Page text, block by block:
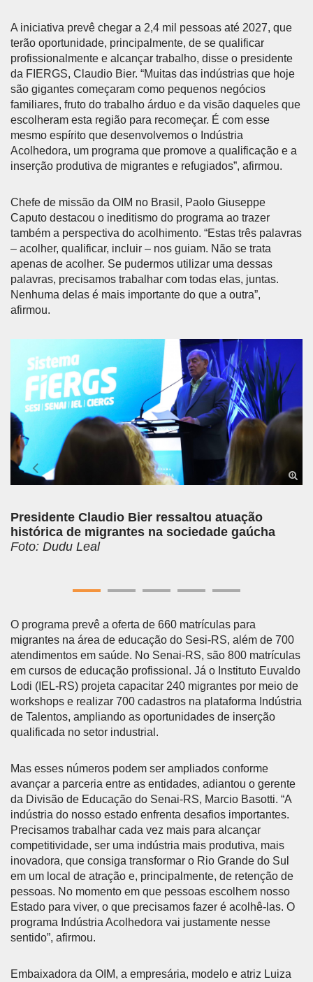
A iniciativa prevê chegar a 2,4 mil pessoas até 2027, que
terão oportunidade, principalmente, de se qualificar
profissionalmente e alcançar trabalho, disse o presidente
da FIERGS, Claudio Bier. “Muitas das indústrias que hoje
são gigantes começaram como pequenos negócios
familiares, fruto do trabalho árduo e da visão daqueles que
escolheram esta região para recomeçar. É com esse
mesmo espírito que desenvolvemos o Indústria
Acolhedora, um programa que promove a qualificação e a
inserção produtiva de migrantes e refugiados”, afirmou.
Chefe de missão da OIM no Brasil, Paolo Giuseppe
Caputo destacou o ineditismo do programa ao trazer
também a perspectiva do acolhimento. “Estas três palavras
– acolher, qualificar, incluir – nos guiam. Não se trata
apenas de acolher. Se pudermos utilizar uma dessas
palavras, precisamos trabalhar com todas elas, juntas.
Nenhuma delas é mais importante do que a outra”,
afirmou.
Presidente Claudio Bier ressaltou atuação
histórica de migrantes na sociedade gaúcha
Foto: Dudu Leal
O programa prevê a oferta de 660 matrículas para
migrantes na área de educação do Sesi-RS, além de 700
atendimentos em saúde. No Senai-RS, são 800 matrículas
em cursos de educação profissional. Já o Instituto Euvaldo
Lodi (IEL-RS) projeta capacitar 240 migrantes por meio de
workshops e realizar 700 cadastros na plataforma Indústria
de Talentos, ampliando as oportunidades de inserção
qualificada no setor industrial.
Mas esses números podem ser ampliados conforme
avançar a parceria entre as entidades, adiantou o gerente
da Divisão de Educação do Senai-RS, Marcio Basotti. “A
indústria do nosso estado enfrenta desafios importantes.
Precisamos trabalhar cada vez mais para alcançar
competitividade, ser uma indústria mais produtiva, mais
inovadora, que consiga transformar o Rio Grande do Sul
em um local de atração e, principalmente, de retenção de
pessoas. No momento em que pessoas escolhem nosso
Estado para viver, o que precisamos fazer é acolhê-las. O
programa Indústria Acolhedora vai justamente nesse
sentido”, afirmou.
Embaixadora da OIM, a empresária, modelo e atriz Luiza